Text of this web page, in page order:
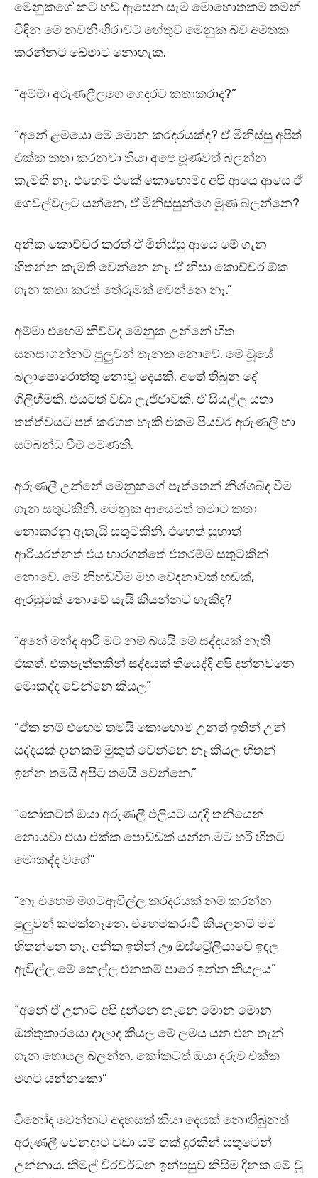
මෙනුකගේ කට හඬ ඇසෙන සැම මොහොතකම තමන්
විඳින මේ නවනිංගිරාවට හේතුව මෙනුක බව අමතක
කරන්නට ඛේමාට නොහැක.
“අම්මා අරුණලීලගෙ ගෙදරට කතාකරාද?”
“අනේ ළමයො මේ මොන කරදරයක්ද? ඒ මිනිස්සු අපිත්
එක්ක කතා කරනවා තියා අපෙ මූණවත් බලන්න
කැමති නෑ. එහෙම එකේ කොහොමද අපි ආයෙ ආයෙ ඒ
ගෙවල්වලට යන්නෙ, ඒ මිනිස්සුන්ගෙ මූණ බලන්නෙ?
අනික කොච්චර කරත් ඒ මිනිස්සු ආයෙ මේ ගැන
හිතන්න කැමති වෙන්නෙ නෑ. ඒ නිසා කොච්චර ඕක
ගැන කතා කරත් තේරුමක් වෙන්නෙ නෑ.”
අම්මා එහෙම කිව්වද මෙනුක උන්නේ හිත
සනසාගන්නට පුලුවන් තැනක නොවේ. මේ වූයේ
බලාපොරොත්තු නොවූ දෙයකි. අතේ තිබුන දේ
ගිලිහීමකි. එයටත් වඩා ලැජ්ජාවකි. ඒ සියල්ල යතා
තත්ත්වයට පත් කරගත හැකි එකම පියවර අරුණලී හා
සම්බන්ධ වීම පමණකි.
අරුණලී උන්නේ මෙනුකගේ පැත්තෙන් නිශ්ශබ්ද වීම
ගැන සතුටකිනි. මෙනුක ආයෙමත් තමාට කතා
නොකරනු ඇතැයි සතුටකිනි. එහෙත් සුභාත්
ආරියරත්නත් එය භාරගත්තේ එතරම්ම සතුටකින්
නොවේ. මේ නිහඬවීම මහ වේදනාවක් හඬක්,
ඇරඹුමක් නොවේ යැයි කියන්නට හැකිද?
“අනේ මන්ද ආරි මට නම් බයයි මේ සද්දයක් නැති
එකත්. එකපැත්තකින් සද්දයක් තියෙද්දි අපි දන්නවනෙ
මොකද්ද වෙන්නෙ කියල”
“ඒක නම් එහෙම තමයි කොහොම උනත් ඉතින් උන්
සද්දයක් දානකම් මුකුත් වෙන්නෙ නෑ කියල හිතන්
ඉන්න තමයි අපිට තමයි වෙන්නෙ.”
“කෝකටත් ඔයා අරුණලී එලියට යද්දි තනියෙන්
නොයවා එයා එක්ක පොඩ්ඩක් යන්න.මට හරි හිතට
මොකද්ද වගේ”
“නෑ එහෙම මගටඇවිල්ල කරදරයක් නම් කරන්න
පුලුවන් කමක්නෑනෙ. එහෙමකරාවි කියලනම් මම
හිතන්නෙ නෑ. අනික ඉතින් ඌ ඔස්ට්‍රේලියාවෙ ඉඳල
ඇවිල්ල මේ කෙල්ල එනකම් පාරෙ ඉන්න කියලය”
“අනේ ඒ උනාට අපි දන්නෙ නෑනෙ මොන මොන
ඔත්තුකාරයො දාලාද කියල මේ ලමය යන එන තැන්
ගැන හොයල බලන්න. කෝකටත් ඔයා දරුව එක්ක
මගට යන්නකො”
විනෝද වෙන්නට අදහසක් කියා දෙයක් නොතිබුනත්
අරුණලී වෙනදාට වඩා යම් තක් දුරකින් සතුටෙන්
උන්නාය. කිමල් විරවර්ධන ඉන්පසුව කිසිම දිනක මේ වූ